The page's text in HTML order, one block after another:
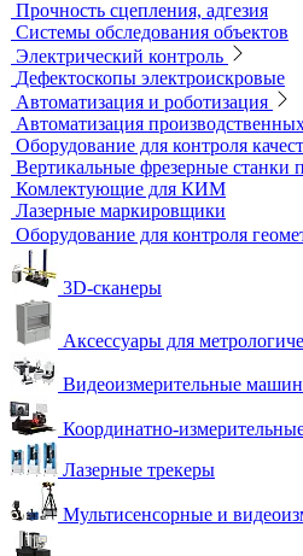
Течеискатели акустические
Течеискатели корреляционные
Течеискатели многодатчиковые
Трассотечеискатели
Контроль в строительстве
Виброизмерительные приборы
Диагностика свай
Измерители теплопроводности
Контроль арматуры
Контроль дорог и грунтов
Контроль прочности бетона
Приборы теплового контроля
Прочность сцепления, адгезия
Системы обследования объектов
Электрический контроль
Дефектоскопы электроискровые
Автоматизация и роботизация
Автоматизация производственных
Оборудование для контроля
Вертикальные фрезерные станки
Комлектующие для КИМ
Лазерные маркировщики
Оборудование для контроля